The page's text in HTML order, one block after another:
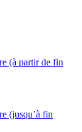
(à partir de fin
(jusqu’à fin